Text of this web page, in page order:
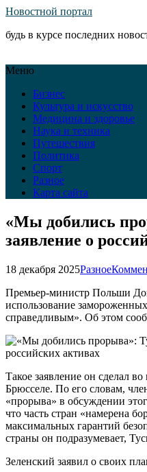
Новостной портал
будь в курсе последних
Меню
Бизнес
Культура и искусство
Медицина и здоровье
Наука и техника
Путешествия
Политика
Спорт
Разное
Карта сайта
«Мы добились
заявление о
18 декабря 2025Разное
Премьер-министр Польши
использование
справедливым». Об этом
Такое заявление он сделал
Брюсселе. По его словам,
«прорыва» в обсуждении
что часть стран «намерена
максимальных гарантий
страны он подразумевает,
Зеленский заявил о своих